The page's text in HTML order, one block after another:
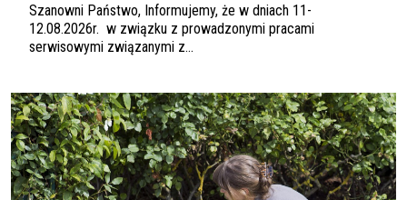
Szanowni Państwo, Informujemy, że w dniach 11-
12.08.2026r. w związku z prowadzonymi pracami
serwisowymi związanymi z...